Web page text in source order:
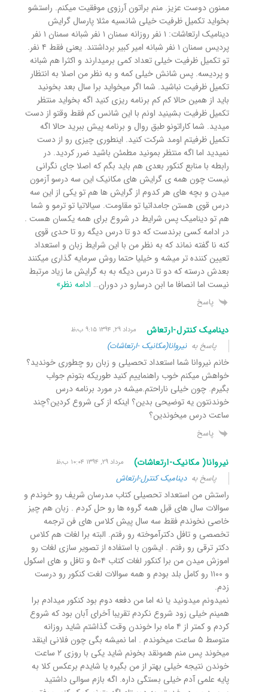
ممنون دوست عزیز. منم براتون آرزوی موفقیت میکنم. راستشو
بخواید تکمیل ظرفیت خیلی شانسیه مثلا پارسال گرایش
دینامیک ارتعاشات: ١ نفر روزانه سمنان ١ نفر شبانه سمنان ١ نفر
پردیس سمنان ١ نفر شبانه امیر کبیر برداشتند. یعنی فقط ۴ نفر.
تو تکمیل ظرفیت خیلی تعداد کمی برمیدارند و اکثرا هم شبانه
و پردیسه. پس شانش خیلی کمه و به نظر من اصلا به انتظار
تکمیل ظرفیت نباشید. شما اگر میخواید برا سال بعد بخونید
باید از همین حالا کم کم برنامه ریزی کنید اگه بخواید منتظر
تکمیل ظرفیت بشینید اونم با این شانس کم فقط وقتو از دست
میدید. شما کاراتونو طبق روال و برنامه پیش ببرید حالا اگه
تکمیل ظرفیتم اومد شرکت کنید. اینطوری چیزی رو از دست
نمیدید اما اگه منتظر بمونید مطمئن باشید ضرر کردید. در
رابطه با منابع کنکور بعدی هم باید بگم که اصلا جای نگرانی
نیست چون همه ی گرایش های مکانیک این سه درسو آزمون
میدن و بچه های هر کدوم از گرایش ها هم تو یکی از این سه
درس قوی هستن جامداتیا تو مقاومت. سیالاتیا تو ترمو و شما
هم تو دینامیک پس شرایط در شروع برای همه یکسان هست .
در ادامه کسی برندست که دو تا درس دیگه رو تا حدی قوی
کنه نا گفته نماند که به نظر من با این شرایط زبان و استعداد
تعیین کننده تر میشه و خیلیا حتما روش سرمایه گذاری میکنند
بعدش درسته که دو تا درس دیگه به به گرایش ما زیاد مرتبط
نیست اما انصافا ما ابن درسارو در دوران… ادامه نظر»
پاسخ
دینامیک کنترل-ارتعاش مرداد ۲۹, ۱۳۹۴ ۹:۱۵ ب٫ظ
پاسخ بهنیروانا(مکانیک -ارتعاشات)
خانم نیروانا شما استعداد تحصیلی و زبان رو چطوری خوندید؟
خواهش میکنم خوب راهنماییم کنید طوریکه بتونم جواب
بگیرم. چون خیلی ناراحتم.میشه در مورد برنامه درس
خوندنتون یه توضیحی بدین؟ اینکه از کی شروع کردین؟چند
ساعت درس میخوندین؟
پاسخ
نیروانا( مکانیک-ارتعاشات) مرداد ۲۹, ۱۳۹۴ ۱۰:۰۴ ب٫ظ
پاسخ بهدینامیک کنترل-ارتعاش
راستش من استعداد تحصیلی کتاب مدرسان شریف رو خوندم و
سوالات سال های قبل همه گروه ها رو حل کردم . زبان هم چیز
خاصی نخوندم فقط سه سال پیش کلاس های فن ترجمه
تخصصی و تافل دکترآموخته رو رفتم. البته برا لغات هم کلاس
دکتر ترقی رو رفتم . ایشون با استفاده از تصویر سازی لغات رو
اموزش میدن من برا کنکور لغات کتاب ۵٠۴ و تافل و های اسکول
و ١١٠٠ رو کامل بلد بودم و همه سوالات لغت کنکور رو درست
زدم.
نمیدونم میدونید یا نه اما من دفعه دوم بود کنکور میدادم برا
همینم خیلی زود شروع نکردم تقریبا آخرای آبان بود که شروع
کردم و کمتر از ۴ ماه برا خوندن وقت گذاشتم شاید روزانه
متوسط ۵ ساعت میخوندم . اما نمیشه بگی چون فلانی اینقد
میخوند پس منم همونقد بخونم شاید یکی با روزی ٢ ساعت
خوندن نتیجه خیلی بهتر از من بگیره یا شایدم برعکس کلا به
پایه علمی آدم خیلی بستگی داره. اگه بازم سوالی داشتید